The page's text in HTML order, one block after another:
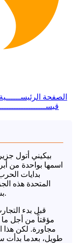
الصفحة الرئيســــــية
بيكيني أتول
اسمها بواحدة من
المتحدة هذه
بسبب موقعها المعزول ومساحتها المفتوحة.
قبل بدء
مؤقتاً من أجل ما
مجاورة. لكن هذا